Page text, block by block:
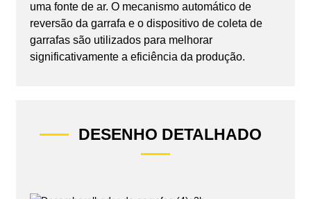
uma fonte de ar. O mecanismo automático de
reversão da garrafa e o dispositivo de coleta de
garrafas são utilizados para melhorar
significativamente a eficiência da produção.
DESENHO DETALHADO